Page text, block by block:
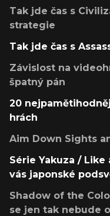
Tak jde čas s
strategie
Tak jde čas s
Závislost na
špatný pán
20
hrách
Aim Down Sights
Série Yakuza / Like
vás japonské
Shadow of the
se jen tak nebude